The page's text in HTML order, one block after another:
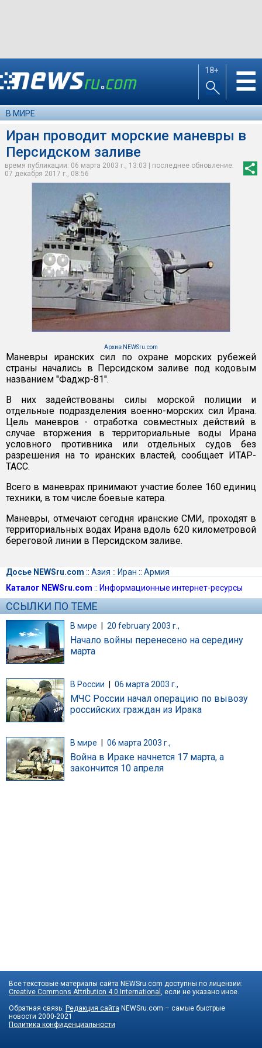
18+ ☰
В МИРЕ
Иран проводит морские маневры в
Персидском заливе
время публикации: 06 марта 2003 г., 13:03 | последнее обновление:
07 декабря 2017 г., 08:56
Архив NEWSru.com
Маневры иранских сил по охране морских рубежей
страны начались в Персидском заливе под кодовым
названием "Фаджр-81".
В них задействованы силы морской полиции и
отдельные подразделения военно-морских сил Ирана.
Цель маневров - отработка совместных действий в
случае вторжения в территориальные воды Ирана
условного противника или отдельных судов без
разрешения на то иранских властей, сообщает ИТАР-
ТАСС.
Всего в маневрах принимают участие более 160 единиц
техники, в том числе боевые катера.
Маневры, отмечают сегодня иранские СМИ, проходят в
территориальных водах Ирана вдоль 620 километровой
береговой линии в Персидском заливе.
Досье NEWSru.com :: Азия :: Иран :: Армия
Каталог NEWSru.com :: Информационные интернет-ресурсы
ССЫЛКИ ПО ТЕМЕ
В мире | 20 february 2003 г.,
Начало войны перенесено на середину
марта
В России 06 марта 2003 г.,
МЧС России начал операцию по вывозу
российских граждан из Ирака
В мире 06 марта 2003 г.,
Война в Ираке начнется 17 марта, а
закончится 10 апреля
Все текстовые материалы сайта NEWSru.com доступны по лицензии:
Creative Commons Attribution 4.0 International , если не указано иное.
Обратная связь: Редакция сайта NEWSru.com – самые быстрые
новости 2000-2021
Политика конфиденциальности